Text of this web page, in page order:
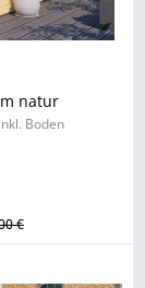
natur
Boden
€